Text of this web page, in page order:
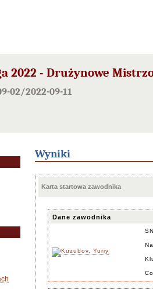
2022 - Drużynowe
02/2022-09-11
Wyniki
Karta startowa zawodnika
Dane zawodnika